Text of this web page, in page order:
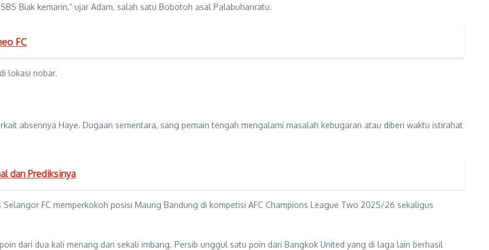
Biak kemarin,” ujar Adam, salah satu Bobotoh asal Palabuhanratu.
FC
lokasi nobar.
absennya Haye. Dugaan sementara, sang pemain tengah mengalami masalah kebugaran atau diberi waktu istirahat
dan Prediksinya
FC memperkokoh posisi Maung Bandung di kompetisi AFC Champions League Two 2025/26 sekaligus
dari dua kali menang dan sekali imbang. Persib unggul satu poin dari Bangkok United yang di laga lain berhasil